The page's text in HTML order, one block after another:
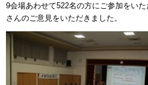
9会場あわせて522名の方にご参加をい
さんのご意見をいただきました。